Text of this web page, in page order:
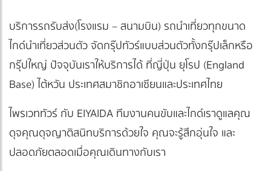
บริการรถรับส่ง(โรงแรม – สนามบิน) รถนำเที่ยวทุกขนาด
ไกด์นำเที่ยวส่วนตัว จัดกรุ๊ปทัวร์แบบส่วนตัวทั้งกรุ๊ปเล็กหรือ
กรุ๊ปใหญ่ ปัจจุบันเราให้บริการได้ ที่ญี่ปุ่น ยุโรป (England
Base) ไต้หวัน ประเทศสมาชิกอาเซียนและประเทศไทย
ไพรเวททัวร์ กับ EIYAIDA ทีมงานคนขับและไกด์เราดูแลคุณ
ดุจคุณดุจญาติสนิทบริการด้วยใจ คุณจะรู้สึกอุ่นใจ และ
ปลอดภัยตลอดเมื่อคุณเดินทางกับเรา